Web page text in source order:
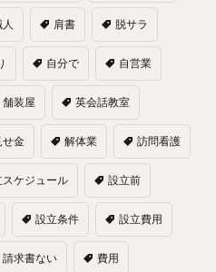
肩書 脱サラ
自分で 自営業
舗装屋 英会話教室
せ金 解体業 訪問看護
スケジュール 設立前
設立条件 設立費用
請求書ない 費用